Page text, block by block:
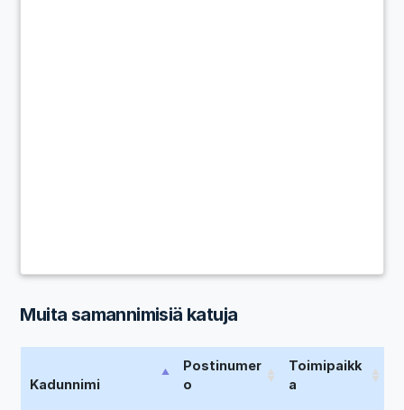
Muita samannimisiä katuja
Kadunnimi
Postinumer
o
Toimipaikk
a